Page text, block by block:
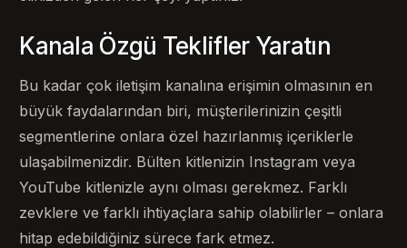
Kanala Özgü Teklifler Yaratın
Bu kadar çok iletişim kanalına erişimin olmasının en
büyük faydalarından biri, müşterilerinizin çeşitli
segmentlerine onlara özel hazırlanmış içeriklerle
ulaşabilmenizdir. Bülten kitlenizin Instagram veya
YouTube kitlenizle aynı olması gerekmez. Farklı
zevklere ve farklı ihtiyaçlara sahip olabilirler – onlara
hitap edebildiğiniz sürece fark etmez.